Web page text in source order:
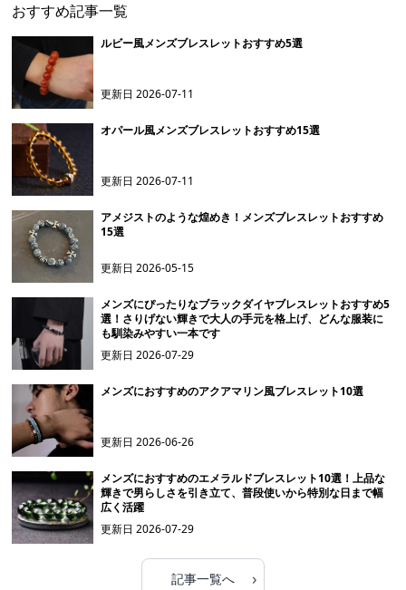
おすすめ記事一覧
ルビー風メンズブレスレットおすすめ5選
更新日2026-07-11
オパール風メンズブレスレットおすすめ15選
更新日2026-07-11
アメジストのような煌めき！メンズブレスレットおすすめ
15選
更新日2026-05-15
メンズにぴったりなブラックダイヤブレスレットおすすめ5
選！さりげない輝きで大人の手元を格上げ、どんな服装に
も馴染みやすい一本です
更新日2026-07-29
メンズにおすすめのアクアマリン風ブレスレット10選
更新日2026-06-26
メンズにおすすめのエメラルドブレスレット10選！上品な
輝きで男らしさを引き立て、普段使いから特別な日まで幅
広く活躍
更新日2026-07-29
記事一覧へ ›